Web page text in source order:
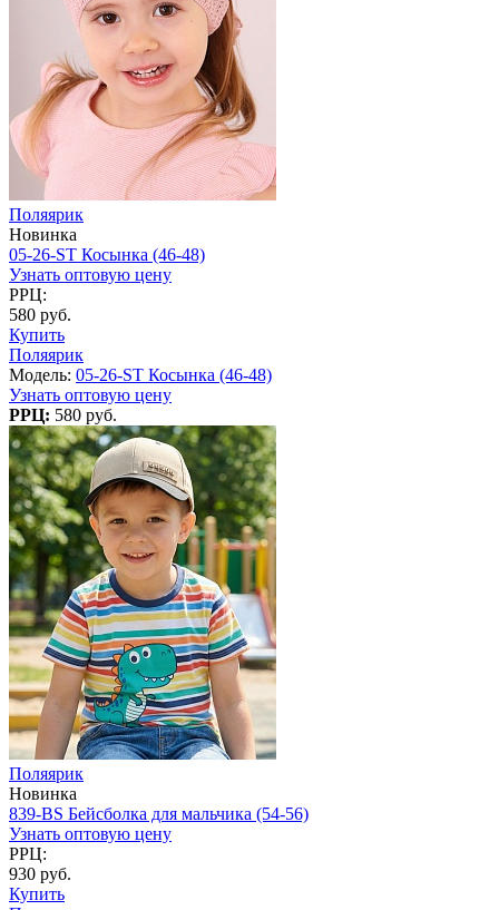
Поляярик
Новинка
05-26-ST Косынка (46-48)
Узнать оптовую цену
РРЦ:
580 руб.
Купить
Поляярик
Модель: 05-26-ST Косынка (46-48)
Узнать оптовую цену
РРЦ: 580 руб.
Поляярик
Новинка
839-BS Бейсболка для мальчика (54-56)
Узнать оптовую цену
РРЦ:
930 руб.
Купить